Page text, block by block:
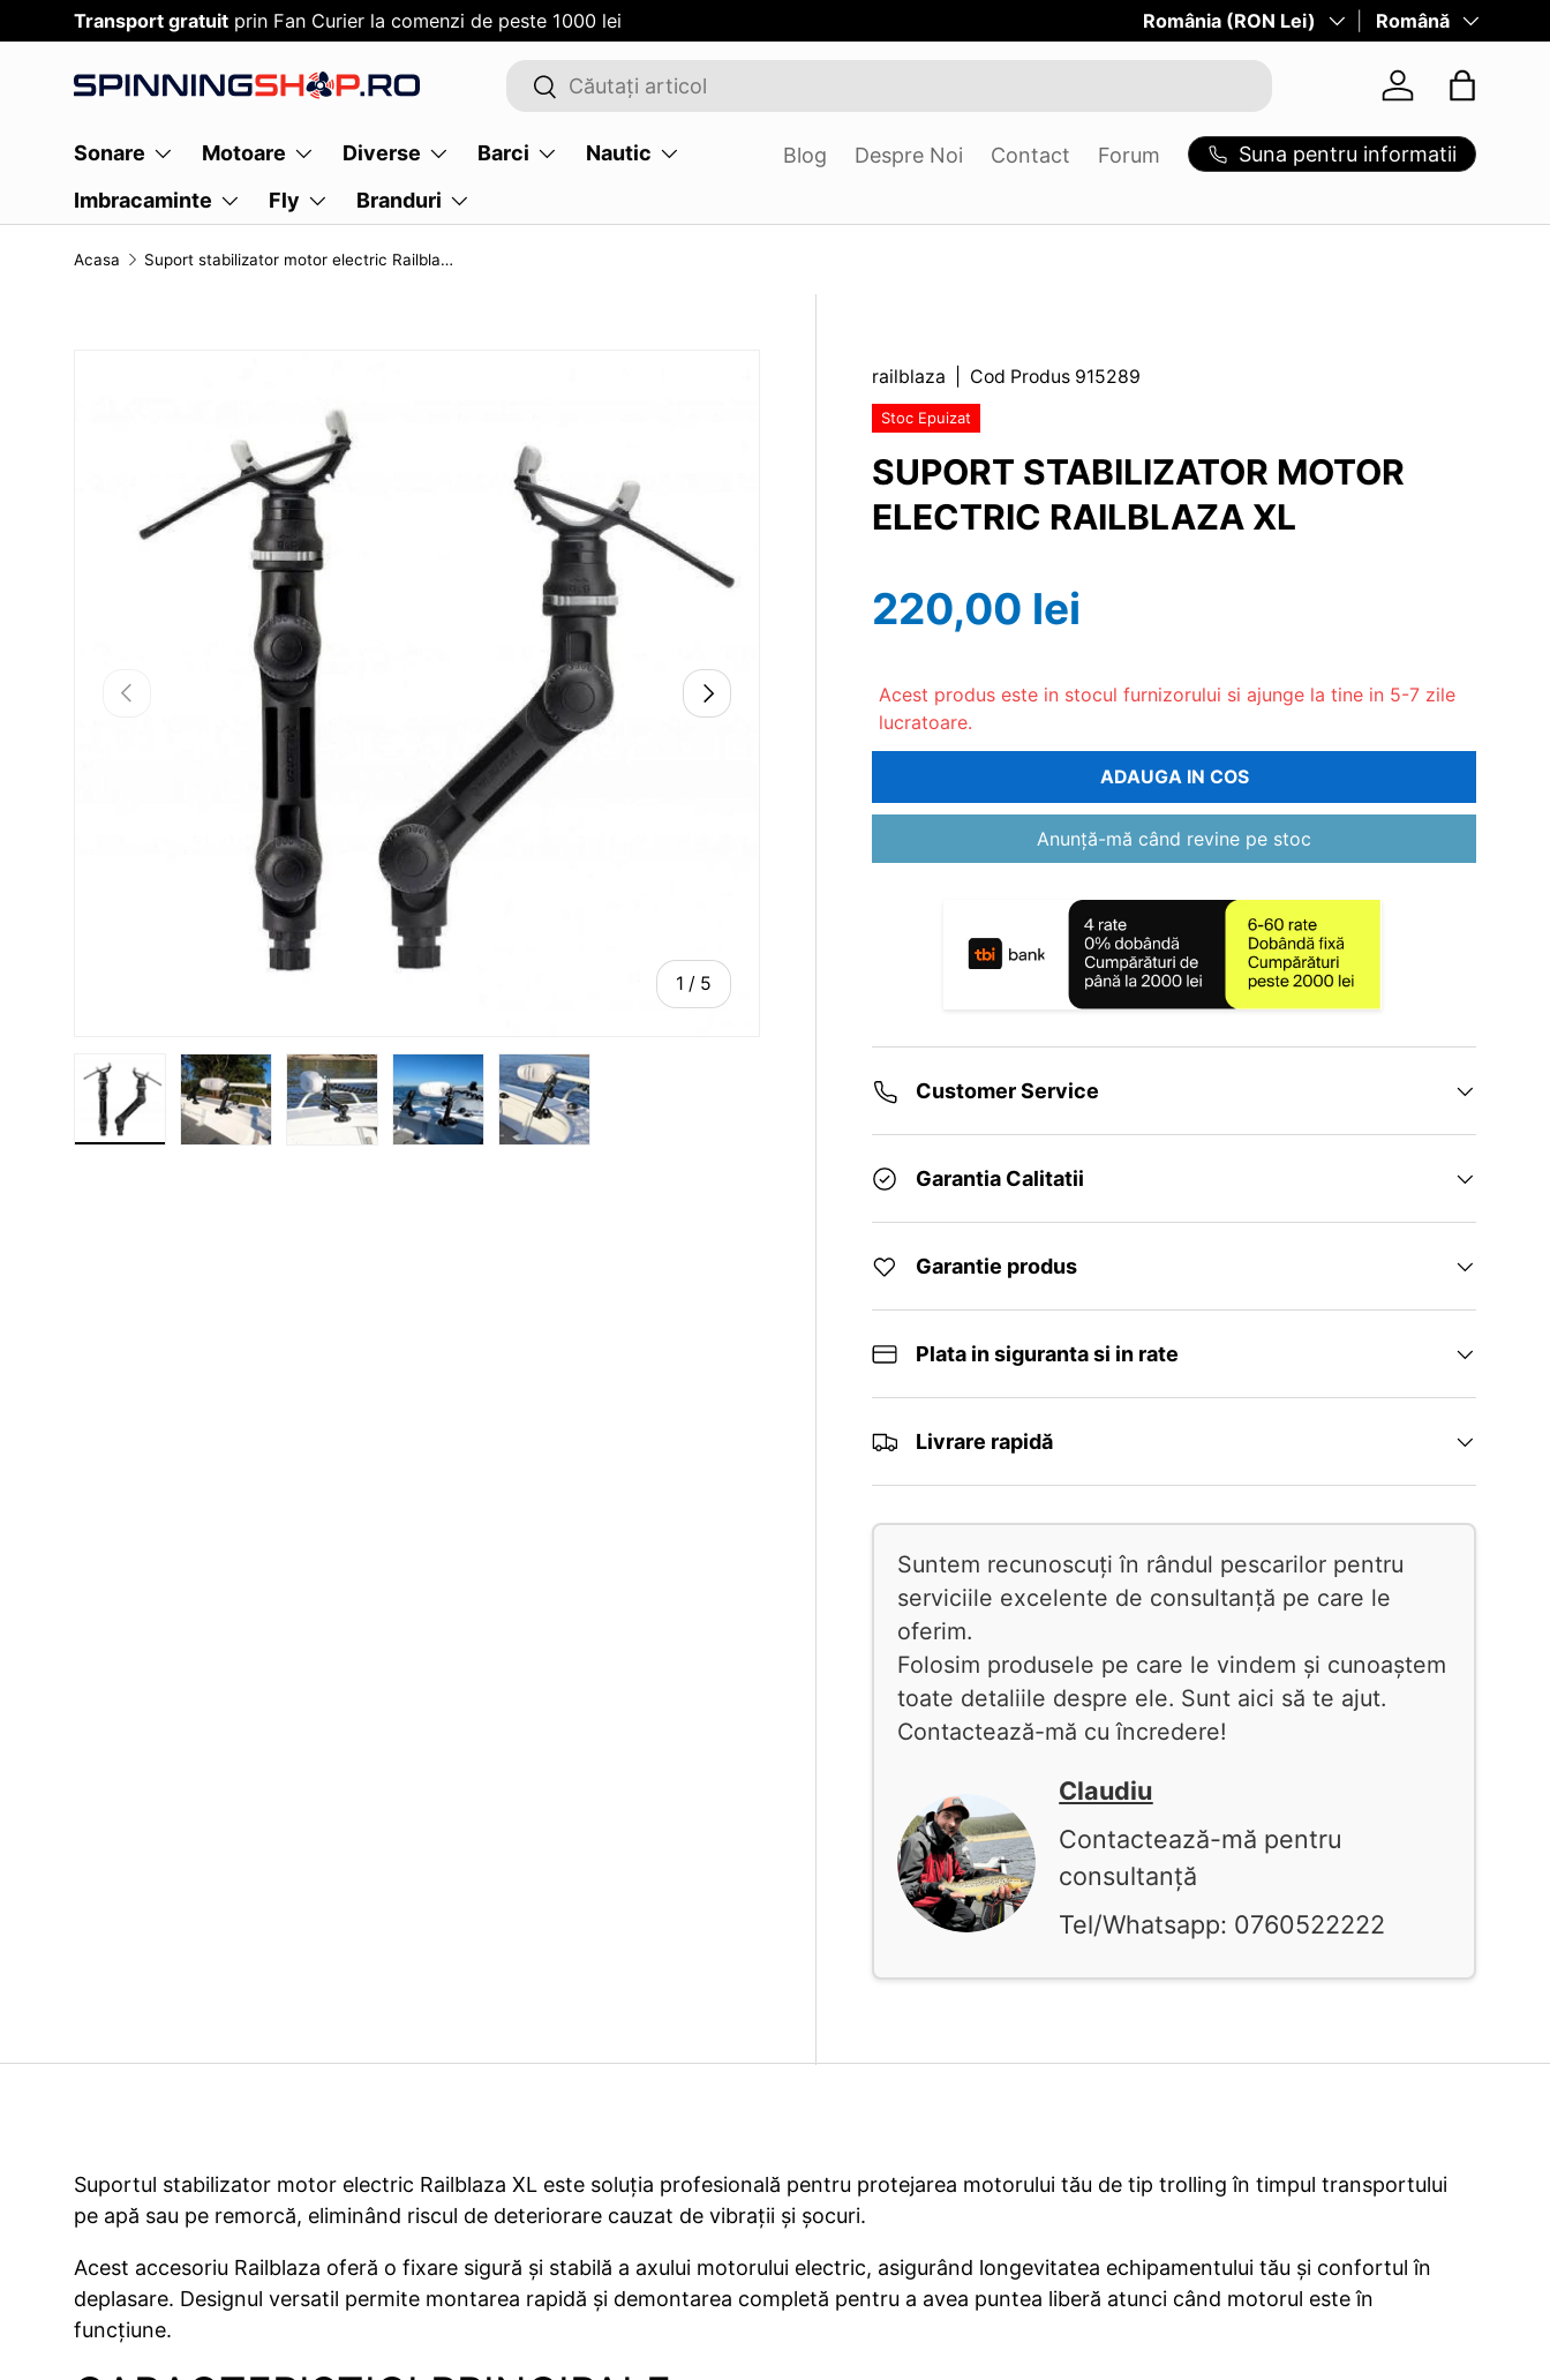
SARI PESTE CONTENT
Transport gratuit prin Fan Curier la comenzi de peste 1000 lei Tara/Regiune
România (RON Lei) LimbaRomână
CautaCauta
Log in
Sonare Motoare Diverse Barci
Nautic
Imbracaminte
Fly Branduri
Blog Despre Noi Contact Forum Suna pentru informatii
Acasa Suport stabilizator motor electric Railblaza XL
1 / 5
railblaza Cod Produs 915289
Stoc Epuizat
SUPORT STABILIZATOR MOTOR
ELECTRIC RAILBLAZA XL
220,00 lei
Acest produs este in stocul furnizorului si ajunge la tine in 5-7 zile
lucratoare.
ADAUGA IN COS
Anunță-mă când revine pe stoc
Customer Service
Garantia Calitatii
Garantie produs
Plata in siguranta si in rate
Livrare rapidă
Suntem recunoscuți în rândul pescarilor pentru
serviciile excelente de consultanță pe care le
oferim.
Folosim produsele pe care le vindem și cunoaștem
toate detaliile despre ele. Sunt aici să te ajut.
Contactează-mă cu încredere!
Claudiu
Contactează-mă pentru
consultanță
Tel/Whatsapp: 0760522222
Suportul stabilizator motor electric Railblaza XL este soluția profesională pentru protejarea motorului tău de tip trolling în timpul transportului
pe apă sau pe remorcă, eliminând riscul de deteriorare cauzat de vibrații și șocuri.
Acest accesoriu Railblaza oferă o fixare sigură și stabilă a axului motorului electric, asigurând longevitatea echipamentului tău și confortul în
deplasare. Designul versatil permite montarea rapidă și demontarea completă pentru a avea puntea liberă atunci când motorul este în
funcțiune.